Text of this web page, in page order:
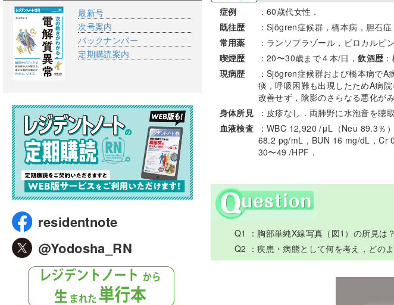
症例
：60歳代女性．
既往歴
：Sjögren症候群，橋本病，胆石
常用薬
：ランソプラゾール，ピロカルピ
喫煙歴
：20〜30歳まで４本/日，飲酒歴
現病歴
：Sjögren症候群および橋本病で
痰，呼吸困難も出現したためA病
改善せず，陰影のさらなる悪化が
身体所見
：皮疹なし．両肺野に水泡音を聴
血液検査
：WBC 12,920 /μL（Neu 89.3％
68.2 pg/mL，BUN 16 mg/dL，Cr
30〜49 /HPF．
Q1 ：胸部単純X線写真（図1）の所見は？
Q2 ：疾患・病態として何を考え，どの
最新号
次号案内
バックナンバー
定期購読案内
residentnote
@Yodosha_RN